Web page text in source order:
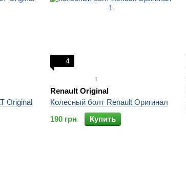
Original
4
1
Renault Original
Колесный болт Renault Оригинал
190 грн
Купить